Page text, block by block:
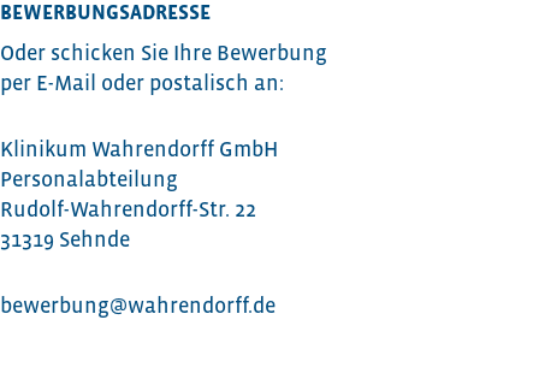
BEWERBUNGSADRESSE
Oder schicken Sie Ihre Bewerbung
per E-Mail oder postalisch an:
Klinikum Wahrendorff GmbH
Personalabteilung
Rudolf-Wahrendorff-Str. 22
31319 Sehnde
bewerbung@wahrendorff.de